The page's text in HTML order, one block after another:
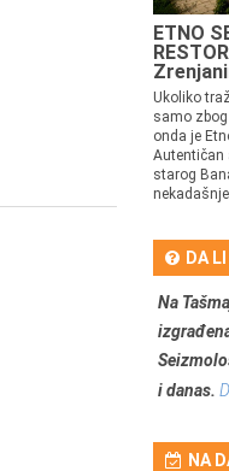
ETNO
Ukoliko
samo
onda je
Autentičan
starog
DA
Na
i danas.
NA